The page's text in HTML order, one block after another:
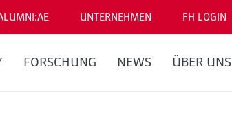
UNTERNEHMEN FH LOGIN
FORSCHUNG NEWS ÜBER UNS